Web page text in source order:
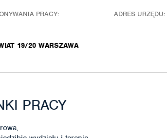
PRACY:
19/20 WARSZAWA
ADRES URZĘDU:
PRACY